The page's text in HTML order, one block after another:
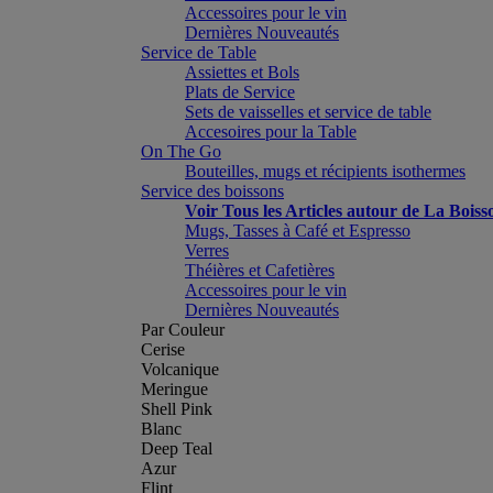
Accessoires pour le vin
Dernières Nouveautés
Service de Table
Assiettes et Bols
Plats de Service
Sets de vaisselles et service de table
Accesoires pour la Table
On The Go
Bouteilles, mugs et récipients isothermes
Service des boissons
Voir Tous les Articles autour de La
Mugs, Tasses à Café et Espresso
Verres
Théières et Cafetières
Accessoires pour le vin
Dernières Nouveautés
Par Couleur
Cerise
Volcanique
Meringue
Shell Pink
Blanc
Deep Teal
Azur
Flint